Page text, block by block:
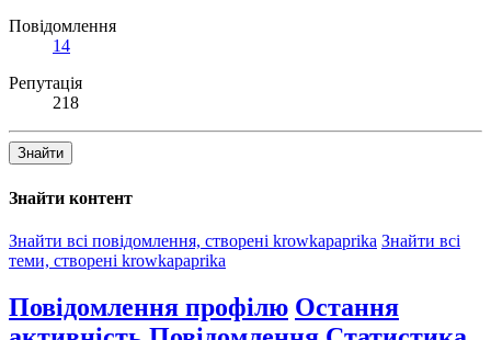
Повідомлення
14
Репутація
218
Знайти
Знайти контент
Знайти всі повідомлення, створені krowkapaprika Знайти всі
теми, створені krowkapaprika
Повідомлення профілю Остання